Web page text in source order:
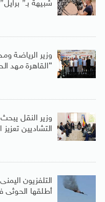
شبيهة بـ” برايل”
وزير الرياضة
“القاهرة مهد
وزير النقل يبحث
التشاديين
التلفزيون
أطلقها